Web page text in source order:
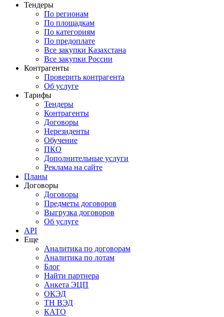
Тендеры
По регионам
По площадкам
По категориям
По предоплате
Все закупки Казахстана
Все закупки России
Контрагенты
Проверить контрагента
Об услуге
Тарифы
Тендеры
Контрагенты
Договоры
Нерезиденты
Обучение
ПКО
Дополнительные услуги
Реклама на сайте
Планы
Договоры
Договоры
Предметы договоров
Выгрузка договоров
Об услуге
API
Еще
Аналитика по договорам
Аналитика по лотам
Блог
Найти партнера
Анкета ЭЦП
ОКЭД
ТН ВЭД
КАТО